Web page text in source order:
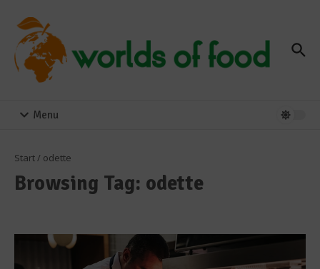
Menu
Start/ odette
Browsing Tag: odette